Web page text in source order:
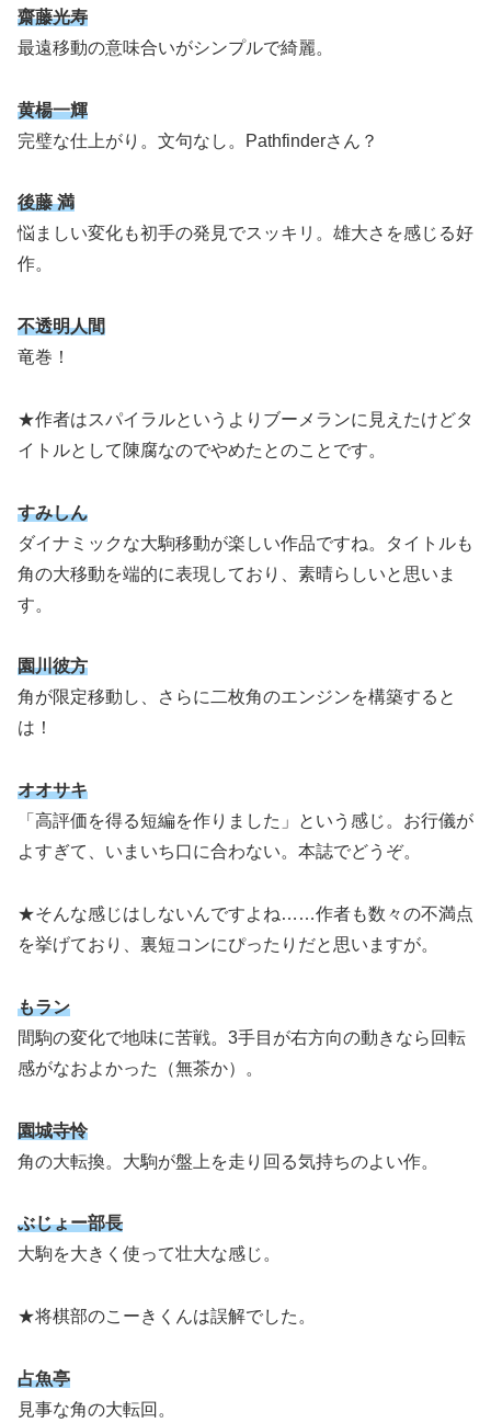
齋藤光寿
最遠移動の意味合いがシンプルで綺麗。
黄楊一輝
完璧な仕上がり。文句なし。Pathfinderさん？
後藤 満
悩ましい変化も初手の発見でスッキリ。雄大さを感じる好
作。
不透明人間
竜巻！
★作者はスパイラルというよりブーメランに見えたけどタ
イトルとして陳腐なのでやめたとのことです。
すみしん
ダイナミックな大駒移動が楽しい作品ですね。タイトルも
角の大移動を端的に表現しており、素晴らしいと思いま
す。
園川彼方
角が限定移動し、さらに二枚角のエンジンを構築すると
は！
オオサキ
「高評価を得る短編を作りました」という感じ。お行儀が
よすぎて、いまいち口に合わない。本誌でどうぞ。
★そんな感じはしないんですよね……作者も数々の不満点
を挙げており、裏短コンにぴったりだと思いますが。
もラン
間駒の変化で地味に苦戦。3手目が右方向の動きなら回転
感がなおよかった（無茶か）。
園城寺怜
角の大転換。大駒が盤上を走り回る気持ちのよい作。
ぶじょー部長
大駒を大きく使って壮大な感じ。
★将棋部のこーきくんは誤解でした。
占魚亭
見事な角の大転回。